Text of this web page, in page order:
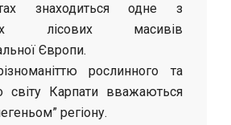
знаходиться одне з
лісових масивів
Європи.
рослинного та
світу Карпати вважаються
регіону.